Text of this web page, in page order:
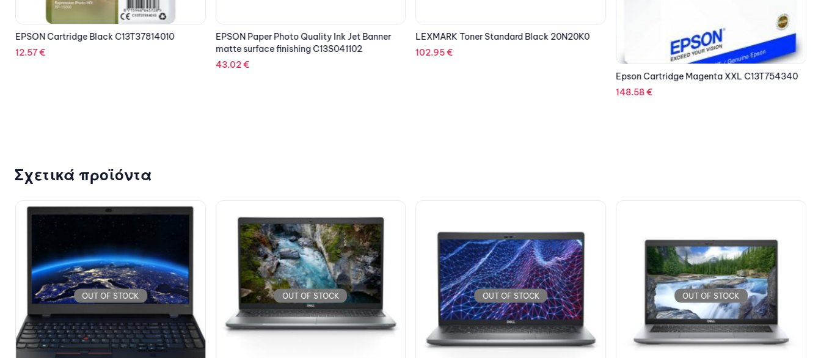
EPSON Cartridge Black C13T37814010
12.57€
EPSON Paper Photo Quality Ink Jet Banner
matte surface finishing C13S041102
43.02€
LEXMARK Toner Standard Black 20N20K0
102.95€
Epson Cartridge Magenta XXL C13T754340
148.58€
Σχετικά προϊόντα
OUT OF STOCK OUT OF STOCK OUT OF STOCK OUT OF STOCK